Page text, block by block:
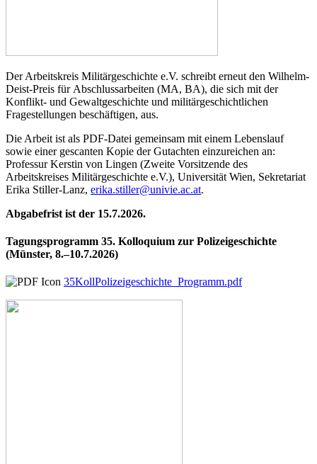
Der Arbeitskreis Militärgeschichte e.V. schreibt erneut den Wilhelm-
Deist-Preis für Abschlussarbeiten (MA, BA), die sich mit der
Konflikt- und Gewaltgeschichte und militärgeschichtlichen
Fragestellungen beschäftigen, aus.
Die Arbeit ist als PDF-Datei gemeinsam mit einem Lebenslauf
sowie einer gescanten Kopie der Gutachten einzureichen an:
Professur Kerstin von Lingen (Zweite Vorsitzende des
Arbeitskreises Militärgeschichte e.V.), Universität Wien, Sekretariat
Erika Stiller-Lanz, erika.stiller@univie.ac.at.
Abgabefrist ist der 15.7.2026.
Tagungsprogramm 35. Kolloquium zur Polizeigeschichte
(Münster, 8.–10.7.2026)
35KollPolizeigeschichte_Programm.pdf